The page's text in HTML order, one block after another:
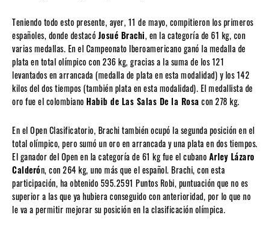
Teniendo todo esto presente, ayer, 11 de mayo, compitieron los primeros
españoles, donde destacóJosué Brachi, en la categoría de 61 kg, con
varias medallas. En el Campeonato Iberoamericano ganó la medalla de
plata en total olímpico con 236 kg, gracias a la suma de los 121
levantados en arrancada (medalla de plata en esta modalidad) y los 142
kilos del dos tiempos (también plata en esta modalidad). El medallista de
oro fue el colombianoHabib de Las Salas De la Rosa con 278 kg.
En el Open Clasificatorio, Brachi también ocupó la segunda posición en el
total olímpico, pero sumó un oro en arrancada y una plata en dos tiempos.
El ganador del Open en la categoría de 61 kg fue el cubanoArley Lázaro
Calderón, con 264 kg, uno más que el español. Brachi, con esta
participación, ha obtenido 595.2591 Puntos Robi, puntuación que no es
superior a las que ya hubiera conseguido con anterioridad, por lo que no
le va a permitir mejorar su posición en la clasificación olímpica.